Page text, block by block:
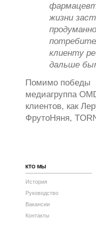
жизни
клиенту
дальше
Помимо победы
медиагруппа
клиентов, как
ФрутоНяня, Т
КТО МЫ
История
Руководство
Вакансии
Контакты